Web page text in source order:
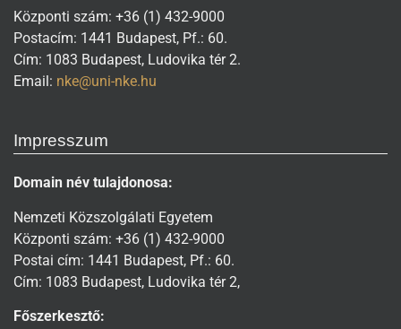
Központi szám: +36 (1) 432-9000
Postacím: 1441 Budapest, Pf.: 60.
Cím: 1083 Budapest, Ludovika tér 2.
Email: nke@uni-nke.hu
Impresszum
Domain név tulajdonosa:
Nemzeti Közszolgálati Egyetem
Központi szám: +36 (1) 432-9000
Postai cím: 1441 Budapest, Pf.: 60.
Cím: 1083 Budapest, Ludovika tér 2,
Főszerkesztő: